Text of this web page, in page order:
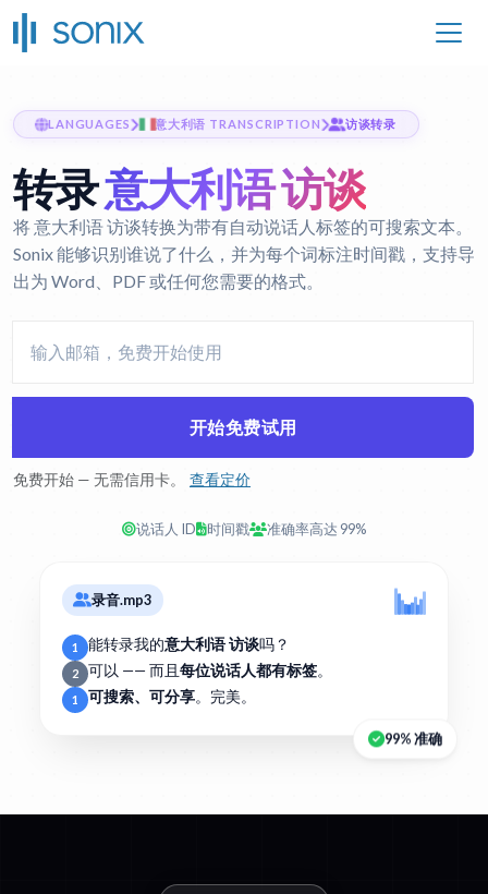
LANGUAGES 意大利语 TRANSCRIPTION 访谈转录
转录意大利语 访谈
将 意大利语 访谈转换为带有自动说话人标签的可搜索文本。
Sonix 能够识别谁说了什么，并为每个词标注时间戳，支持导
出为 Word、PDF 或任何您需要的格式。
开始免费试用
免费开始 — 无需信用卡。 查看定价
说话人 ID 时间戳 准确率高达 99%
录音.mp3
1 能转录我的意大利语 访谈吗？
2 可以 —— 而且 每位说话人都有标签。
1 可搜索、可分享。完美。
99% 准确